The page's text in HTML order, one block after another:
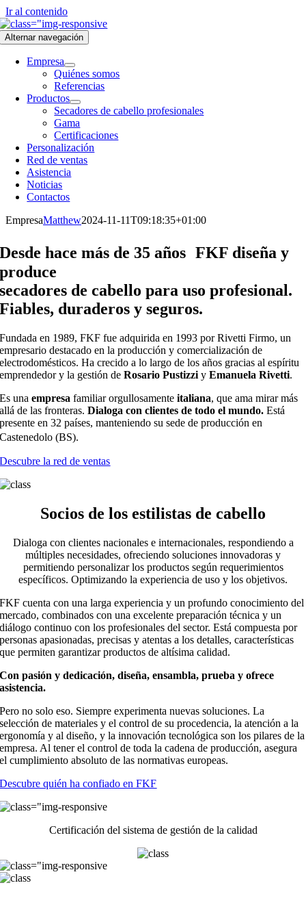
Ir al contenido
Alternar navegación
Empresa
Quiénes somos
Referencias
Productos
Secadores de cabello profesionales
Gama
Certificaciones
Personalización
Red de ventas
Asistencia
Noticias
Contactos
EmpresaMatthew2024-11-11T09:18:35+01:00
Desde hace más de 35 años FKF diseña y
produce
secadores de cabello para uso profesional.
Fiables, duraderos y seguros.
Fundada en 1989, FKF fue adquirida en 1993 por Rivetti Firmo, un
empresario destacado en la producción y comercialización de
electrodomésticos. Ha crecido a lo largo de los años gracias al espíritu
emprendedor y la gestión deRosario Pustizzi y Emanuela Rivetti.
Es una empresafamiliar orgullosamenteitaliana, que ama mirar más
allá de las fronteras.Dialoga con clientes de todo el mundo.Está
presente en 32 países, manteniendo su sede de producción en
Castenedolo (BS).
Descubre la red de ventas
Socios de los estilistas de cabello
Dialoga con clientes nacionales e internacionales, respondiendo a
múltiples necesidades, ofreciendo soluciones innovadoras y
permitiendo personalizar los productos según requerimientos
específicos. Optimizando la experiencia de uso y los objetivos.
FKF cuenta con una largaexperiencia y un profundoconocimiento del
mercado, combinados con una excelente preparación técnica yun
diálogo continuo con los profesionales del sector. Está compuesta por
personas apasionadas, precisas y atentas a los detalles, características
que permiten garantizar productos de altísima calidad.
Con pasión y dedicación, diseña, ensambla, prueba y ofrece
asistencia.
Pero no solo eso. Siempre experimenta nuevas soluciones. La
selección de materiales y el control de su procedencia, la atención a la
ergonomía y al diseño, y la innovación tecnológica son los pilares de la
empresa. Al tener el control de toda la cadena de producción, asegura
el cumplimiento absoluto de las normativas europeas.
Descubre quién ha confiado en FKF
Certificación del sistema de gestión de la calidad